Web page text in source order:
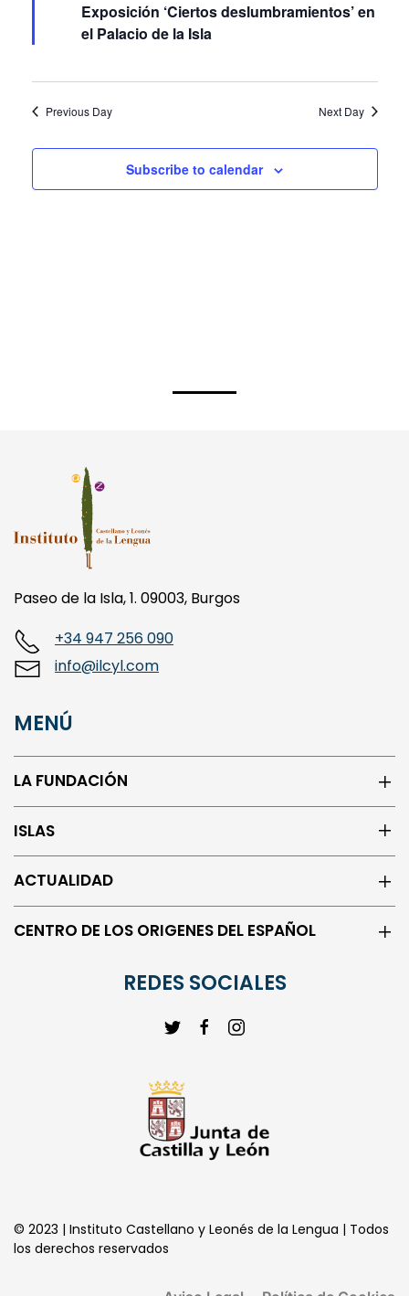
Exposición ‘Ciertos deslumbramientos’ en
el Palacio de la Isla
Previous Day Next Day
Subscribe to calendar
Paseo de la Isla, 1. 09003, Burgos
+34 947 256 090
info@ilcyl.com
MENÚ
LA FUNDACIÓN
ISLAS
ACTUALIDAD
CENTRO DE LOS ORIGENES DEL ESPAÑOL
REDES SOCIALES
© 2023 | Instituto Castellano y Leonés de la Lengua | Todos
los derechos reservados